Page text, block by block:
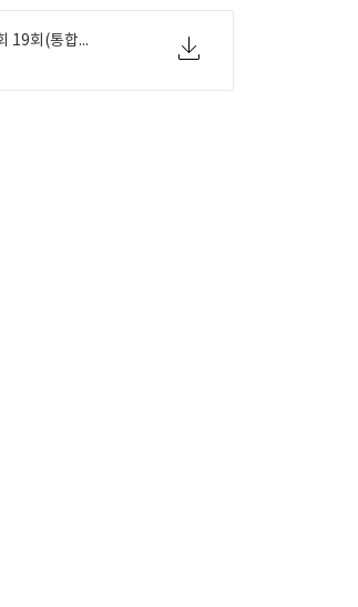
대한검정회 전국한문실력경시대회 19회(통합).pdf